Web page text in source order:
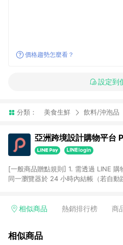
價格趨勢怎麼看？
設定到
分類： 美食生鮮 飲料/沖泡品
亞洲跨境設計購物平台
[一般商品贈點規則] 1. 需透過 LINE
同一瀏覽器於 24 小時內結帳（若自
回饋訂單不得享有 Pinkoi 站方優惠，
行為，不具贈點資格，部分退款不在此
相似商品 熱銷排行榜 商
相似商品